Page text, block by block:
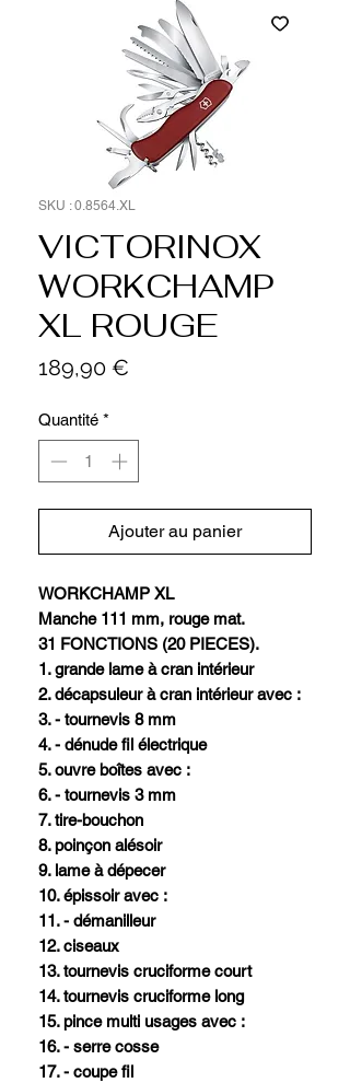
SKU : 0.8564.XL
VICTORINOX
WORKCHAMP
XL ROUGE
189,90 €
Quantité *
Ajouter au panier
WORKCHAMP XL
Manche 111 mm, rouge mat.
31 FONCTIONS (20 PIECES).
1. grande lame à cran intérieur
2. décapsuleur à cran intérieur avec :
3. - tournevis 8 mm
4. - dénude fil électrique
5. ouvre boîtes avec :
6. - tournevis 3 mm
7. tire-bouchon
8. poinçon alésoir
9. lame à dépecer
10. épissoir avec :
11. - démanilleur
12. ciseaux
13. tournevis cruciforme court
14. tournevis cruciforme long
15. pince multi usages avec :
16. - serre cosse
17. - coupe fil